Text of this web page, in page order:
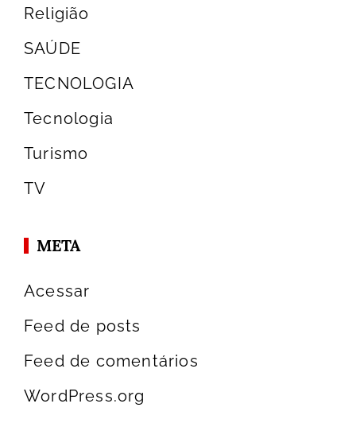
Religião
SAÚDE
TECNOLOGIA
Tecnologia
Turismo
TV
META
Acessar
Feed de posts
Feed de comentários
WordPress.org